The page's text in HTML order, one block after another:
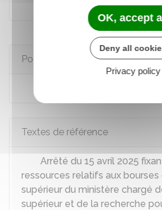
Pour en savoir plus
Textes de référence
Arrêté du 15 avril 2025
ressources relatifs aux
supérieur du ministère chargé
supérieur et de la recherche
OK, accept all
Deny all
Privacy policy